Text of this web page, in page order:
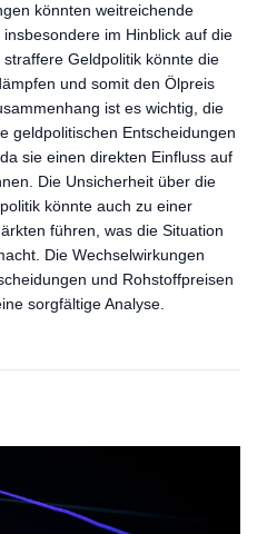
könnten weitreichende
im Hinblick auf die
Geldpolitik könnte die
und somit den Ölpreis
ist es wichtig, die
geldpolitischen Entscheidungen
sie einen direkten Einfluss auf
Die Unsicherheit über die
könnte auch zu einer
führen, was die Situation
Die Wechselwirkungen
und Rohstoffpreisen
sorgfältige Analyse.